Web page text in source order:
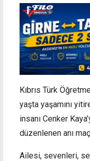
Kıbrıs Türk
yaşta yaşamını
insanı Cenker
düzenlenen anı
Ailesi, sevenleri,